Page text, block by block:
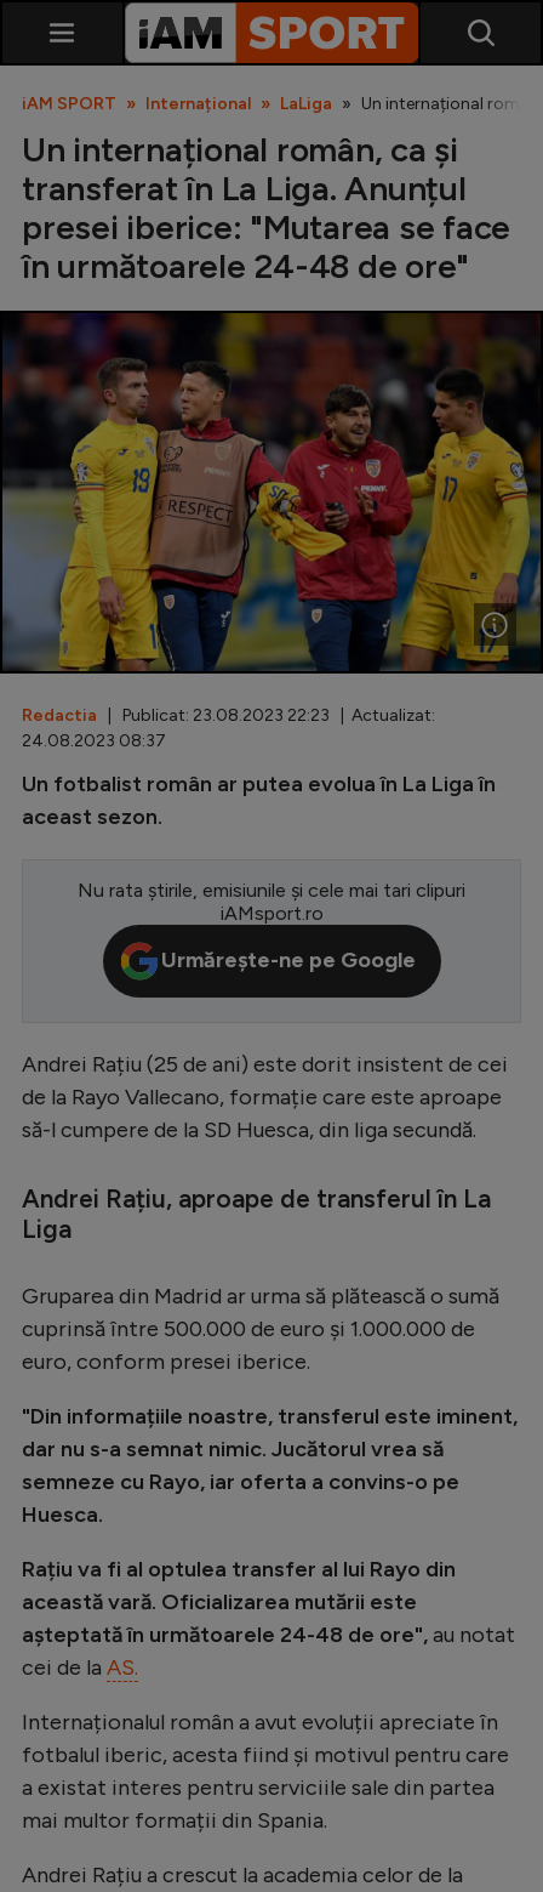
SuperLiga
Liga 2
Cupa României
Echipa Națională
U21
Fotbal feminin
Special
Diverse
Inedit
Clasamente
Europa League
Conference League
CM 2026
LaLiga
Serie A
Ligue 1
Starurile fotbalului
Clasamente
Tenis
Handbal
Gimnastică
Auto
Rugby
Ciclism
iAM SPORT Internațional LaLiga Un internațional
Un internațional român, ca și
transferat în La Liga. Anunțul
presei iberice: "Mutarea se face
în următoarele 24-48 de ore"
Redactia | Publicat: 23.08.2023 22:23 | Actualizat:
24.08.2023 08:37
Un fotbalist român ar putea evolua în La Liga în
aceast sezon.
Nu rata știrile, emisiunile și cele mai tari clipuri
iAMsport.ro
Urmărește-ne pe Google
Andrei Rațiu (25 de ani) este dorit insistent de cei
de la Rayo Vallecano, formație care este aproape
să-l cumpere de la SD Huesca, din liga secundă.
Andrei Rațiu, aproape de transferul în La
Liga
Gruparea din Madrid ar urma să plătească o sumă
cuprinsă între 500.000 de euro și 1.000.000 de
euro, conform presei iberice.
"Din informațiile noastre, transferul este iminent,
dar nu s-a semnat nimic. Jucătorul vrea să
semneze cu Rayo, iar oferta a convins-o pe
Huesca.
Rațiu va fi al optulea transfer al lui Rayo din
această vară. Oficializarea mutării este
așteptată în următoarele 24-48 de ore",au notat
cei de la AS.
Internaționalul român a avut evoluții apreciate în
fotbalul iberic, acesta fiind și motivul pentru care
a existat interes pentru serviciile sale din partea
mai multor formații din Spania.
Andrei Rațiu a crescut la academia celor de la